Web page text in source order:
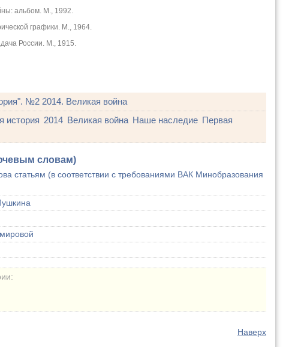
альбом. М., 1992.
графики. М., 1964.
России. М., 1915.
№2 2014. Великая война
история 2014 Великая война Наше наследие Первая
словам)
статьям (в соответствии с требованиями ВАК Минобразования
Наверх